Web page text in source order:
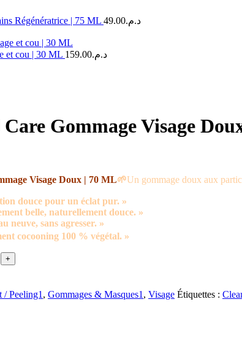
Régénératrice | 75 ML د.م.49.00
et cou | 30 ML د.م.159.00
Gommage Visage
Visage Doux | 70 ML🌱Un gommage doux aux
douce pour un éclat pur. »
belle, naturellement douce. »
neuve, sans agresser. »
cocooning 100 % végétal. »
Peeling1 , Gommages & Masques1 , Visage Étiquettes :